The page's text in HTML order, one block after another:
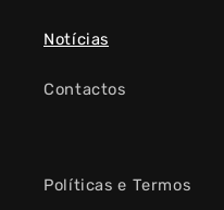
Notícias
Contactos
Políticas e Termos